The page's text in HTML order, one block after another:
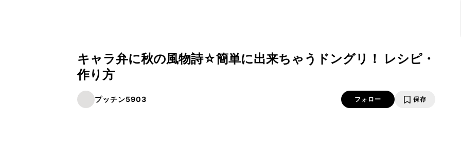
キャラ弁に秋の風物詩☆簡単に出来ちゃうドングリ！ レシピ・
作り方
プッチン5903 フォロー 保存